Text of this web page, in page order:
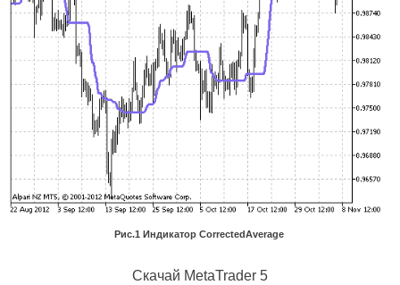
Рис.1 Индикатор CorrectedAverage
Скачай MetaTrader 5